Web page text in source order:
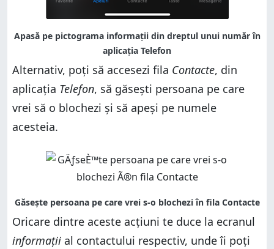
Alternativ, poți să accesezi fila Contacte, din
aplicația Telefon, să găsești persoana pe care
vrei să o blochezi și să apeși pe numele
acesteia.
Oricare dintre aceste acțiuni te duce la ecranul
informații al contactului respectiv, unde îi poți